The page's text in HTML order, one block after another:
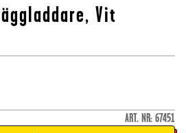
Vit
ART. NR: 67451